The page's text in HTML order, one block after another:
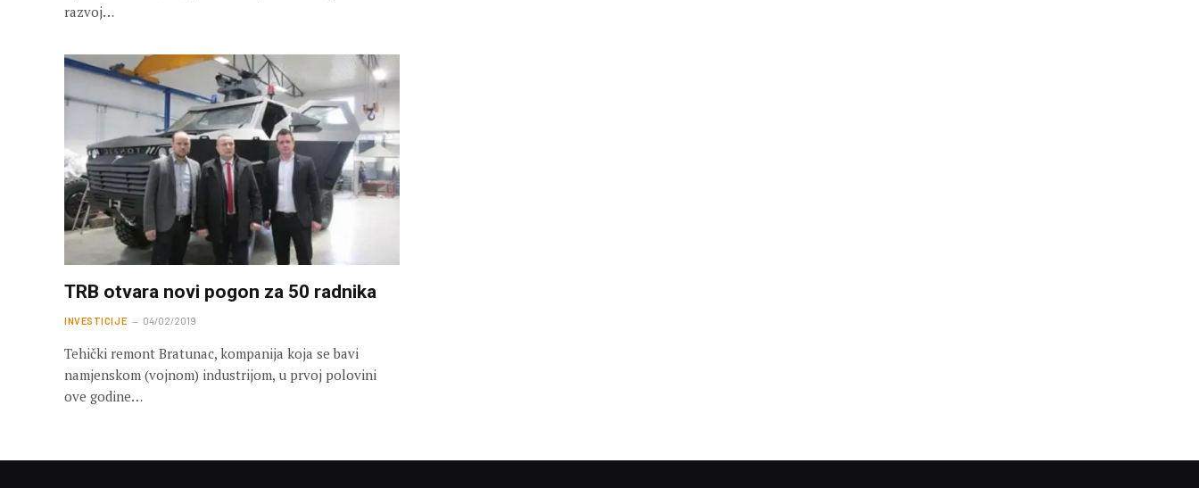
razvoj…
TRB otvara novi pogon za 50 radnika
INVESTICIJE 04/02/2019
Tehički remont Bratunac, kompanija koja se bavi
namjenskom (vojnom) industrijom, u prvoj polovini
ove godine…